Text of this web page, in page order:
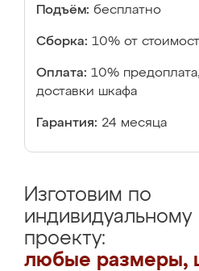
Подъём: бесплатно
Сборка: 10% от
Оплата: 10%
доставки шкафа
Гарантия: 24 месяца
Изготовим по
индивидуальному
проекту:
любые размеры,